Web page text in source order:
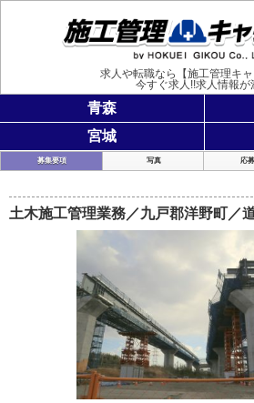
求人や転職なら【施工管理キャ
今すぐ求人!!求人情報が
青森
宮城
募集要項 写真 応
土木施工管理業務／九戸郡洋野町／